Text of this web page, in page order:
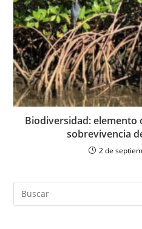
Biodiversidad: elemento
sobrevivencia
2 de